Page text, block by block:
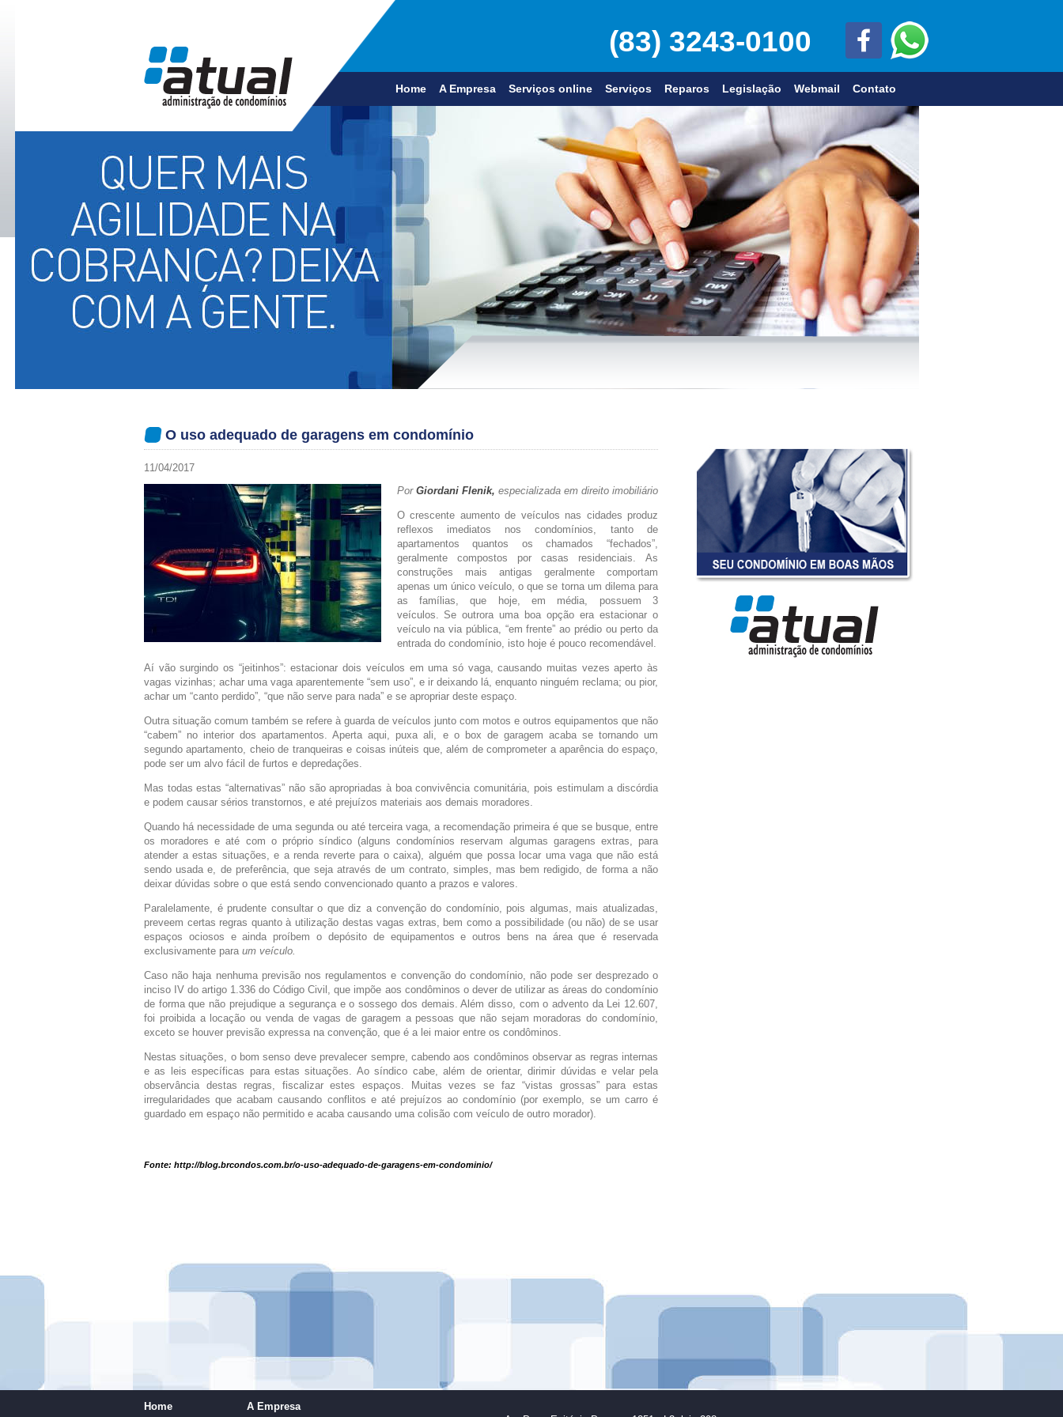
(83) 3243-0100
Home A Empresa Serviços online Serviços Reparos Legislação Webmail Contato
O uso adequado de garagens em condomínio
11/04/2017
Por Giordani Flenik, especializada em direito imobiliário
O crescente aumento de veículos nas cidades produz
reflexos imediatos nos condomínios, tanto de
apartamentos quantos os chamados “fechados”,
geralmente compostos por casas residenciais. As
construções mais antigas geralmente comportam
apenas um único veículo, o que se torna um dilema para
as famílias, que hoje, em média, possuem 3
veículos. Se outrora uma boa opção era estacionar o
veículo na via pública, “em frente” ao prédio ou perto da
entrada do condomínio, isto hoje é pouco recomendável.
Aí vão surgindo os “jeitinhos”: estacionar dois veículos em uma só vaga, causando muitas vezes aperto às
vagas vizinhas; achar uma vaga aparentemente “sem uso”, e ir deixando lá, enquanto ninguém reclama; ou pior,
achar um “canto perdido”, “que não serve para nada” e se apropriar deste espaço.
Outra situação comum também se refere à guarda de veículos junto com motos e outros equipamentos que não
“cabem” no interior dos apartamentos. Aperta aqui, puxa ali, e o box de garagem acaba se tornando um
segundo apartamento, cheio de tranqueiras e coisas inúteis que, além de comprometer a aparência do espaço,
pode ser um alvo fácil de furtos e depredações.
Mas todas estas “alternativas” não são apropriadas à boa convivência comunitária, pois estimulam a discórdia
e podem causar sérios transtornos, e até prejuízos materiais aos demais moradores.
Quando há necessidade de uma segunda ou até terceira vaga, a recomendação primeira é que se busque, entre
os moradores e até com o próprio síndico (alguns condomínios reservam algumas garagens extras, para
atender a estas situações, e a renda reverte para o caixa), alguém que possa locar uma vaga que não está
sendo usada e, de preferência, que seja através de um contrato, simples, mas bem redigido, de forma a não
deixar dúvidas sobre o que está sendo convencionado quanto a prazos e valores.
Paralelamente, é prudente consultar o que diz a convenção do condomínio, pois algumas, mais atualizadas,
preveem certas regras quanto à utilização destas vagas extras, bem como a possibilidade (ou não) de se usar
espaços ociosos e ainda proíbem o depósito de equipamentos e outros bens na área que é reservada
exclusivamente para um veículo.
Caso não haja nenhuma previsão nos regulamentos e convenção do condomínio, não pode ser desprezado o
inciso IV do artigo 1.336 do Código Civil, que impõe aos condôminos o dever de utilizar as áreas do condomínio
de forma que não prejudique a segurança e o sossego dos demais. Além disso, com o advento da Lei 12.607,
foi proibida a locação ou venda de vagas de garagem a pessoas que não sejam moradoras do condomínio,
exceto se houver previsão expressa na convenção, que é a lei maior entre os condôminos.
Nestas situações, o bom senso deve prevalecer sempre, cabendo aos condôminos observar as regras internas
e as leis específicas para estas situações. Ao síndico cabe, além de orientar, dirimir dúvidas e velar pela
observância destas regras, fiscalizar estes espaços. Muitas vezes se faz “vistas grossas” para estas
irregularidades que acabam causando conflitos e até prejuízos ao condomínio (por exemplo, se um carro é
guardado em espaço não permitido e acaba causando uma colisão com veículo de outro morador).
Fonte: http://blog.brcondos.com.br/o-uso-adequado-de-garagens-em-condominio/
Home
A Empresa